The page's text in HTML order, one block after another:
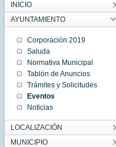
INICIO
AYUNTAMIENTO
Corporación 2019
Saluda
Normativa Municipal
Tablón de Anuncios
Trámites y Solicitudes
Eventos
Noticias
LOCALIZACIÓN
MUNICIPIO